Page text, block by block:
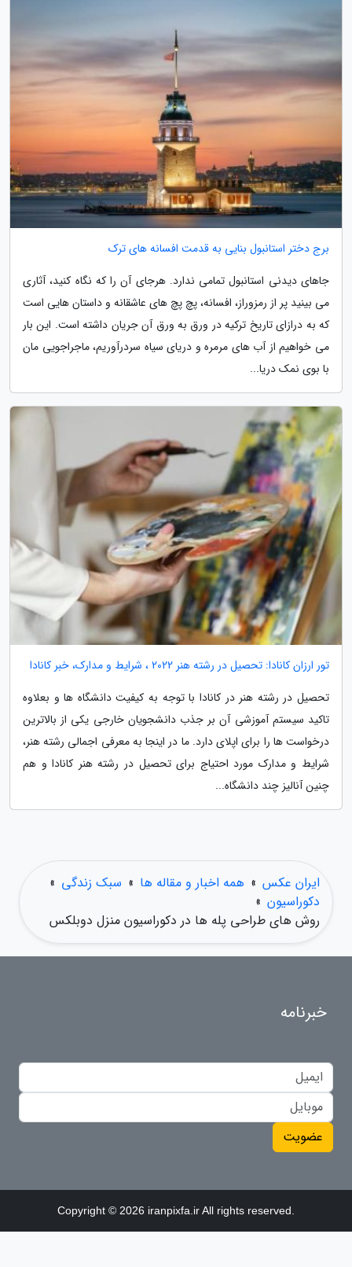
برج دختر استانبول بنایی به قدمت افسانه های ترک
جاهای دیدنی استانبول تمامی ندارد. هرجای آن را که نگاه کنید، آثاری
می بینید پر از رمزوراز، افسانه، پچ پچ های عاشقانه و داستان هایی است
که به درازای تاریخ ترکیه در ورق به ورق آن جریان داشته است. این بار
می خواهیم از آب های مرمره و دریای سیاه سردرآوریم، ماجراجویی مان
با بوی نمک دریا...
تور ارزان کانادا: تحصیل در رشته هنر 2022 ، شرایط و مدارک، خبر کانادا
تحصیل در رشته هنر در کانادا با توجه به کیفیت دانشگاه ها و بعلاوه
تاکید سیستم آموزشی آن بر جذب دانشجویان خارجی یکی از بالاترین
درخواست ها را برای اپلای دارد. ما در اینجا به معرفی اجمالی رشته هنر،
شرایط و مدارک مورد احتیاج برای تحصیل در رشته هنر کانادا و هم
چنین آنالیز چند دانشگاه...
ایران عکس » همه اخبار و مقاله ها » سبک زندگی »
دکوراسیون »
روش های طراحی پله ها در دکوراسیون منزل دوبلکس
خبرنامه
عضویت
Copyright © 2026 iranpixfa.ir All rights reserved.